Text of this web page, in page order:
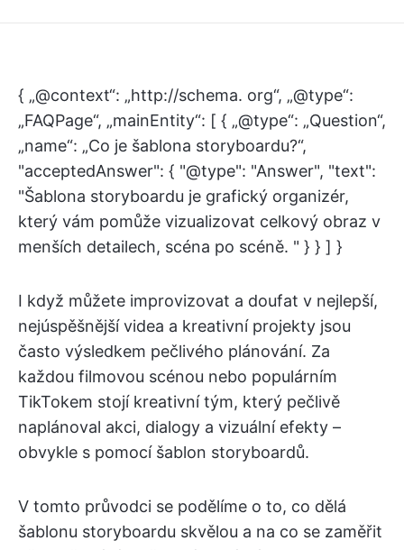
{ „@context“: „http://schema. org“, „@type“:
„FAQPage“, „mainEntity“: [ { „@type“: „Question“,
„name“: „Co je šablona storyboardu?“,
"acceptedAnswer": { "@type": "Answer", "text":
"Šablona storyboardu je grafický organizér,
který vám pomůže vizualizovat celkový obraz v
menších detailech, scéna po scéně. " } } ] }
I když můžete improvizovat a doufat v nejlepší,
nejúspěšnější videa a kreativní projekty jsou
často výsledkem pečlivého plánování. Za
každou filmovou scénou nebo populárním
TikTokem stojí kreativní tým, který pečlivě
naplánoval akci, dialogy a vizuální efekty –
obvykle s pomocí šablon storyboardů.
V tomto průvodci se podělíme o to, co dělá
šablonu storyboardu skvělou a na co se zaměřit